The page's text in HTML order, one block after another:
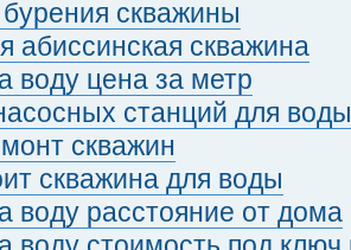
скважины
абиссинская скважина
воду цена за метр
станций для
скважин
скважина для воды
воду расстояние от дома